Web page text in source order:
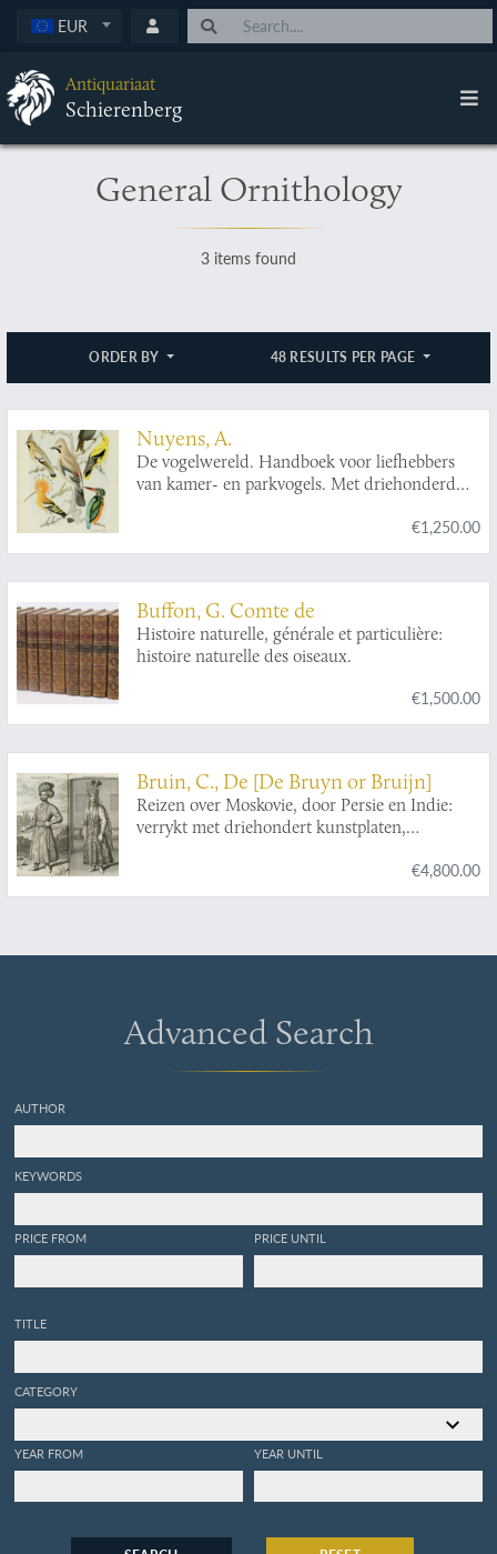
EUR
Antiquariaat
Schierenberg
General Ornithology
3 items found
ORDER BY 48 RESULTS PER PAGE
Nuyens, A.
De vogelwereld. Handboek voor liefhebbers
van kamer- en parkvogels. Met driehonderd
€1,250.00
Buffon, G. Comte de
Histoire naturelle, générale et particulière:
histoire naturelle des oiseaux.
€1,500.00
Bruin, C., De [De Bruyn or Bruijn]
Reizen over Moskovie, door Persie en Indie:
verrykt met driehondert kunstplaten,
steden, ook de byzondere dragten, beesten,
gewassen en planten, die door gevonden
heerlijke en van oudts de geheele werrelt door
zelf met groote naeukeurigheit na 't leven
afgetekent, en nooit voor dezen in 't ligt
gebragt.
€4,800.00
Advanced Search
AUTHOR
KEYWORDS
PRICE FROM PRICE UNTIL
TITLE
CATEGORY
YEAR FROM YEAR UNTIL